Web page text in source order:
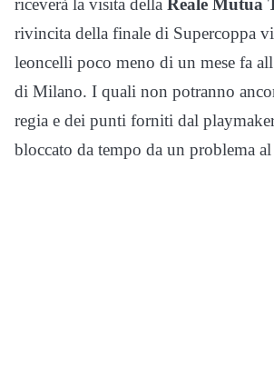
riceverà la visita della Reale Mutua
rivincita della finale di Supercoppa
leoncelli poco meno di un mese fa
di Milano. I quali non potranno
regia e dei punti forniti dal
bloccato da tempo da un problema al